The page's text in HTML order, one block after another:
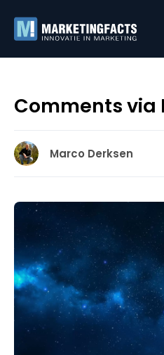
Comments via
Marco Derksen